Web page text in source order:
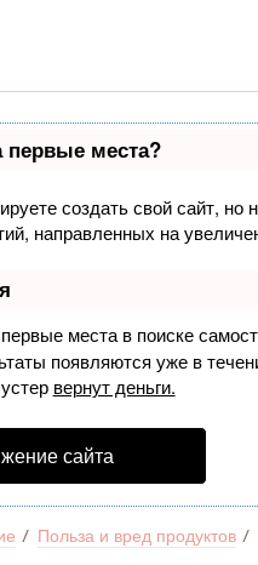
первые места?
создать свой сайт, но
направленных на
места в поиске
появляются уже в
вернут деньги.
сайта
Польза и вред продуктов